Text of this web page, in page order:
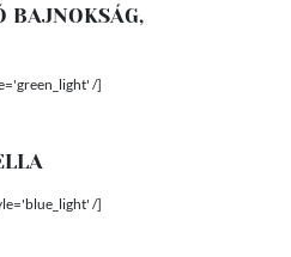
BAJNOKSÁG,
/]
/]